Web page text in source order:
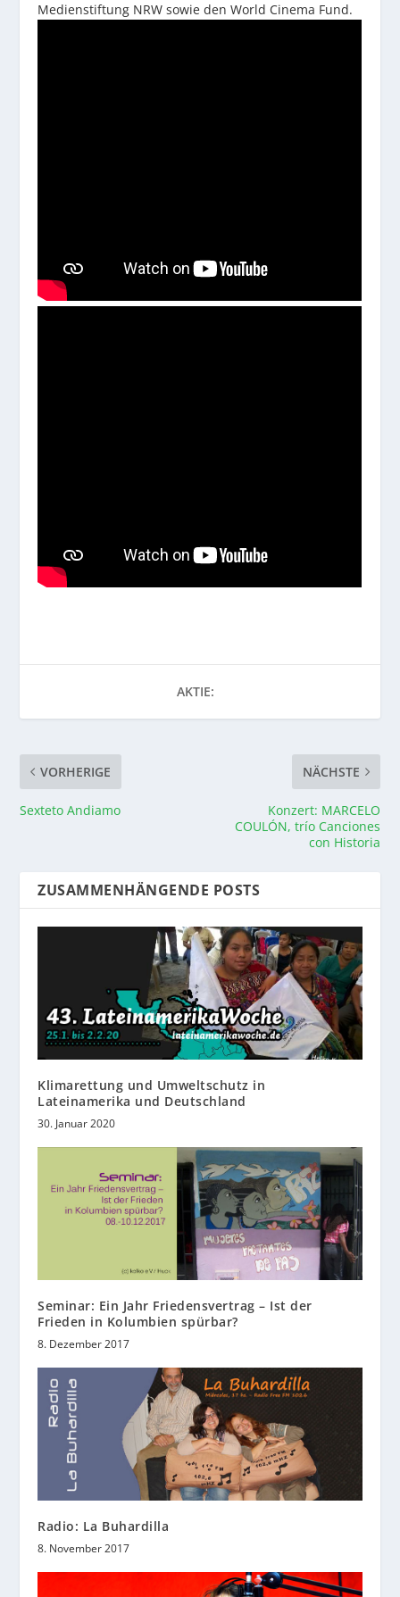
Medienstiftung NRW sowie den World Cinema Fund.
AKTIE:
VORHERIGE
Sexteto Andiamo
NÄCHSTE
Konzert: MARCELO
COULÓN, trío Canciones
con Historia
ZUSAMMENHÄNGENDE POSTS
Klimarettung und Umweltschutz in
Lateinamerika und Deutschland
30. Januar 2020
Seminar: Ein Jahr Friedensvertrag – Ist der
Frieden in Kolumbien spürbar?
8. Dezember 2017
Radio: La Buhardilla
8. November 2017